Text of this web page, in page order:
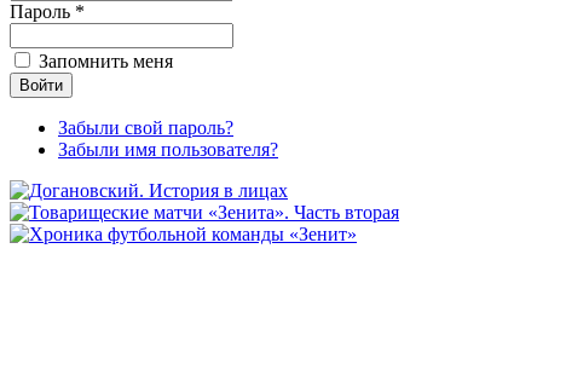
Пароль *
Запомнить меня
Забыли свой пароль?
Забыли имя пользователя?